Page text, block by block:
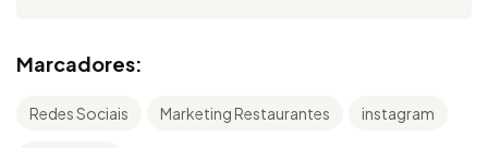
Marcadores:
Redes Sociais Marketing Restaurantes instagram